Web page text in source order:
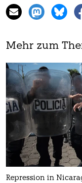
Mehr zum
Repression in